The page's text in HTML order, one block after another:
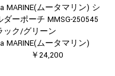
MARINE(ムータマリン) シ
ダーポーチ MMSG-250545
ック/グリーン
MARINE(ムータマリン)
￥24,200